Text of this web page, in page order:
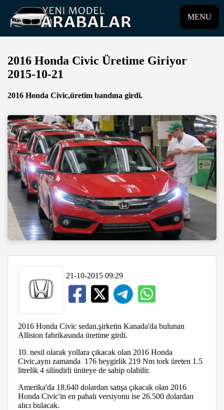
MENU
2016 Honda Civic Üretime Giriyor
2015-10-21
2016 Honda Civic,üretim bandına girdi.
21-10-2015 09:29
2016 Honda Civic sedan,şirketin Kanada'da bulunan
Alliston fabrikasında üretime girdi.
10. nesil olarak yollara çıkacak olan 2016 Honda
Civic,aynı zamanda 176 beygirlik 219 Nm tork üreten 1.5
litrelik 4 silindirli üniteye de sahip olabilir.
Amerika'da 18.640 dolardan satışa çıkacak olan 2016
Honda Civic'in en pahalı versiyonu ise 26.500 dolardan
alıcı bulacak.